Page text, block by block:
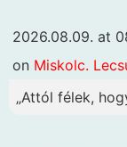
2026.08.09. at
on Miskolc.
„Attól félek,